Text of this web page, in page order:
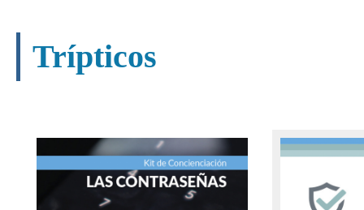
Trípticos